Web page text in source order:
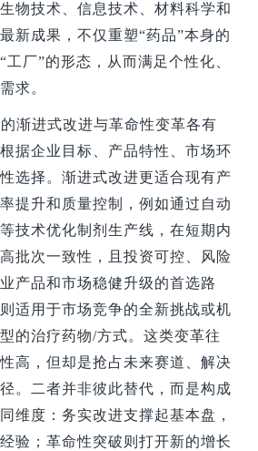
物技术、信息技术、材料科学和
新成果，不仅重塑“药品”本身的
厂”的形态，从而满足个性化、
求。
渐进式改进与革命性变革各有
据企业目标、产品特性、市场环
选择。渐进式改进更适合现有产
提升和质量控制，例如通过自动
技术优化制剂生产线，在短期内
批次一致性，且投资可控、风险
产品和市场稳健升级的首选路
适用于市场竞争的全新挑战或机
的治疗药物/方式。这类变革往
高，但却是抢占未来赛道、解决
。二者并非彼此替代，而是构成
维度：务实改进支撑起基本盘，
验；革命性突破则打开新的增长